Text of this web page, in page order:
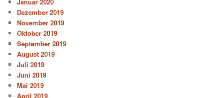
Januar 2020
Dezember 2019
November 2019
Oktober 2019
September 2019
August 2019
Juli 2019
Juni 2019
Mai 2019
April 2019